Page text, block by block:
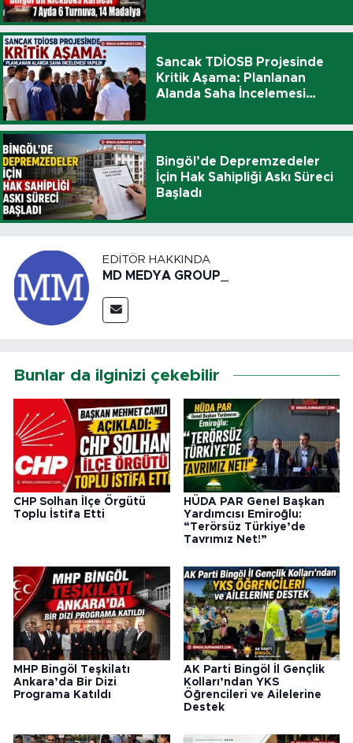
Sancak TDİOSB Projesinde
Kritik Aşama: Planlanan
Alanda Saha İncelemesi
Bingöl’de Depremzedeler
İçin Hak Sahipliği Askı Süreci
Başladı
EDITÖR HAKKINDA
MD MEDYA GROUP_
Bunlar da ilginizi çekebilir
CHP Solhan İlçe Örgütü
Toplu İstifa Etti
HÜDA PAR Genel Başkan
Yardımcısı Emiroğlu:
“Terörsüz Türkiye’de
Tavrımız Net!”
MHP Bingöl Teşkilatı
Ankara’da Bir Dizi
Programa Katıldı
AK Parti Bingöl İl Gençlik
Kolları’ndan YKS
Öğrencileri ve Ailelerine
Destek